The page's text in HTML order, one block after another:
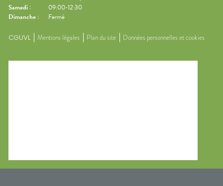
Samedi :
09:00-12:30
Dimanche : Fermé
CGUVL Mentions légales Plan du site Données personnelles et cookies